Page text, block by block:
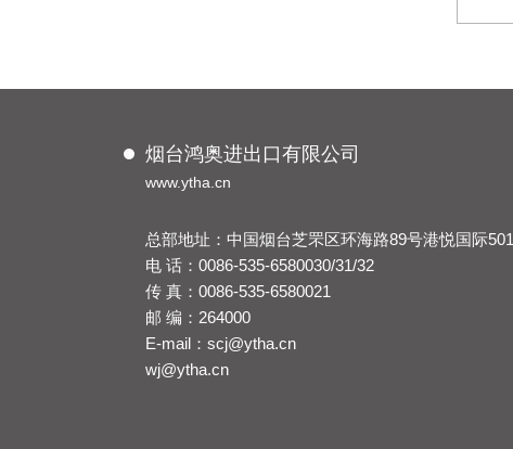
烟台鸿奥进出口有限公司
www.ytha.cn
总部地址：中国烟台芝罘区环海路89号港悦国际501
电 话：0086-535-6580030/31/32
传 真：0086-535-6580021
邮 编：264000
E-mail：scj@ytha.cn
wj@ytha.cn